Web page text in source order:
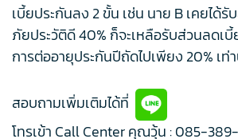
เบี้ยประกันลง 2 ขั้น เช่น นาย B เคยได้
ภัยประวัติดี 40% ก็จะเหลือรับส่วนลดเบี้
การต่ออายุประกันปีถัดไปเพียง 20% เท่
สอบถามเพิ่มเติมได้ที่
โทรเข้า Call Center คุณวุ้น :085-